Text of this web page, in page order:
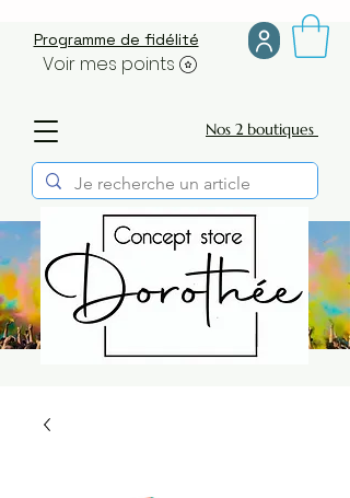
Programme de fidélité
Voir mes points
Nos 2 boutiques